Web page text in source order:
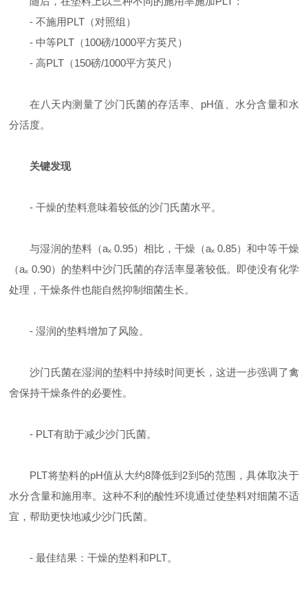
-不施用PLT （对照组）
-中等PLT （100磅/1000平方英尺）
-高PLT （150磅/1000平方英尺）
在八天内测量了沙门氏菌的存活率、 pH值、水分含量和水
分活度。
关键发现
-干燥的垫料意味着较低的沙门氏菌水平。
与湿润的垫料（aₓ0.95）相比，干燥（aₓ 0.85）和中等干燥
（aₓ 0.90）的垫料中沙门氏菌的存活率显著较低。即使没有化学
处理，干燥条件也能自然抑制细菌生长。
-湿润的垫料增加了风险。
沙门氏菌在湿润的垫料中持续时间更长，这进一步强调了禽
舍保持干燥条件的必要性。
- PLT有助于减少沙门氏菌。
PLT将垫料的pH值从大约8降低到 2到 5的范围，具体取决于
水分含量和施用率。这种不利的酸性环境通过使垫料对细菌不适
宜，帮助更快地减少沙门氏菌。
-最佳结果：干燥的垫料和PLT。